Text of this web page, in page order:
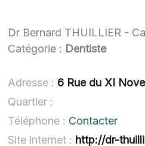
Dr Bernard THUILLIER -
Catégorie : Dentiste
Adresse : 6 Rue du XI
Quartier :
Téléphone : Contacter
Site internet : http://dr-